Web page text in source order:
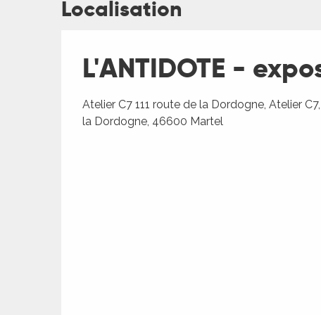
Localisation
L'ANTIDOTE -
Atelier C7 111 route de la Dordogne, Atelier
la Dordogne, 46600 Martel